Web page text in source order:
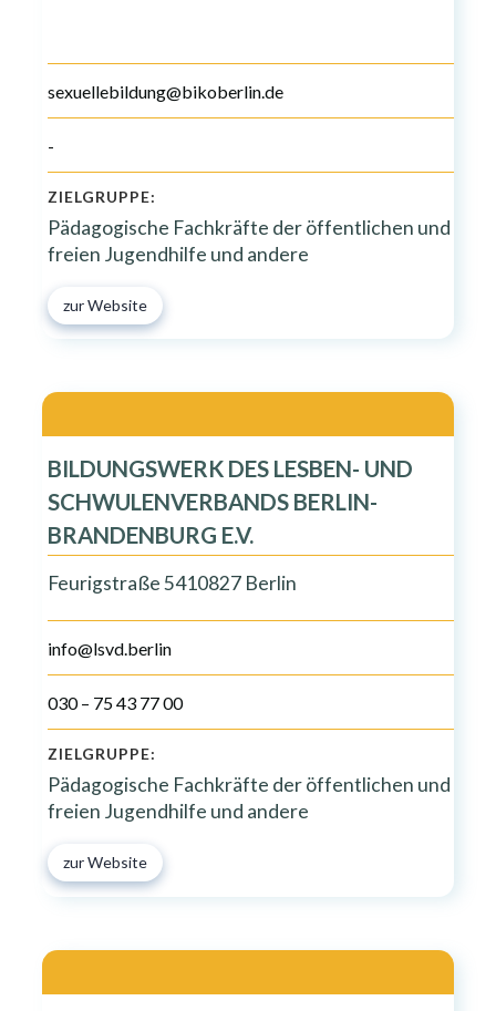
sexuellebildung@bikoberlin.de
-
ZIELGRUPPE:
Pädagogische Fachkräfte der öffentlichen und
freien Jugendhilfe und andere
zur Website
BILDUNGSWERK DES LESBEN- UND
SCHWULENVERBANDS BERLIN-
BRANDENBURG E.V.
Feurigstraße 5410827 Berlin
info@lsvd.berlin
030 – 75 43 77 00
ZIELGRUPPE:
Pädagogische Fachkräfte der öffentlichen und
freien Jugendhilfe und andere
zur Website